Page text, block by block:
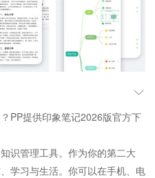
PP提供印象笔记2026版官方下
识管理工具。作为你的第二大
学习与生活。你可以在手机、电